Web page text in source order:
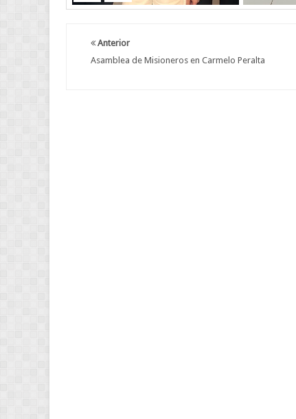
Anterior
Asamblea de Misioneros en Carmelo Peralta